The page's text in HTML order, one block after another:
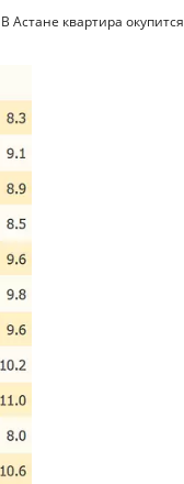
Астане квартира окупится